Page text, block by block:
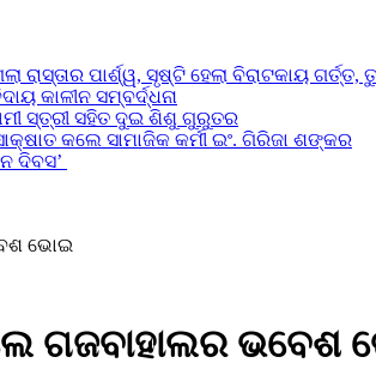
ରାସ୍ତାର ପାର୍ଶ୍ୱ, ସୃଷ୍ଟି ହେଲା ବିରାଟକାୟ ଗର୍ତ୍ତ,
କାଳୀନ ସମ୍ବର୍ଦ୍ଧନା
ସ୍ତ୍ରୀ ସହିତ ଦୁଇ ଶିଶୁ ଗୁରୁତର
କଲେ ସାମାଜିକ କର୍ମୀ ଇଂ. ଗିରିଜା ଶଙ୍କର
ଦିବସ’
ଭୋଇ
ଗଜବାହାଲର ଭବେଶ